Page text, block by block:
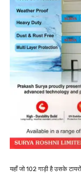
यहाँ जो 102 गाड़ी है उसके